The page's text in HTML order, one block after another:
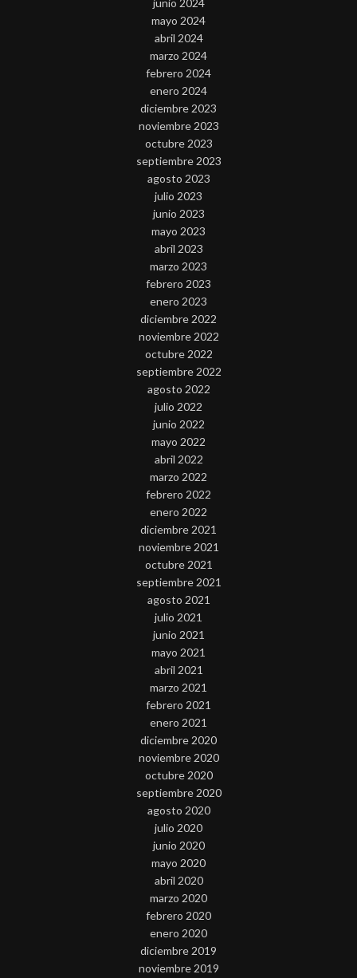
junio 2024
mayo 2024
abril 2024
marzo 2024
febrero 2024
enero 2024
diciembre 2023
noviembre 2023
octubre 2023
septiembre 2023
agosto 2023
julio 2023
junio 2023
mayo 2023
abril 2023
marzo 2023
febrero 2023
enero 2023
diciembre 2022
noviembre 2022
octubre 2022
septiembre 2022
agosto 2022
julio 2022
junio 2022
mayo 2022
abril 2022
marzo 2022
febrero 2022
enero 2022
diciembre 2021
noviembre 2021
octubre 2021
septiembre 2021
agosto 2021
julio 2021
junio 2021
mayo 2021
abril 2021
marzo 2021
febrero 2021
enero 2021
diciembre 2020
noviembre 2020
octubre 2020
septiembre 2020
agosto 2020
julio 2020
junio 2020
mayo 2020
abril 2020
marzo 2020
febrero 2020
enero 2020
diciembre 2019
noviembre 2019